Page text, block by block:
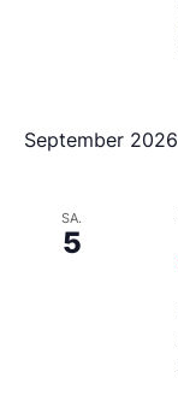
September 2026
SA.
5